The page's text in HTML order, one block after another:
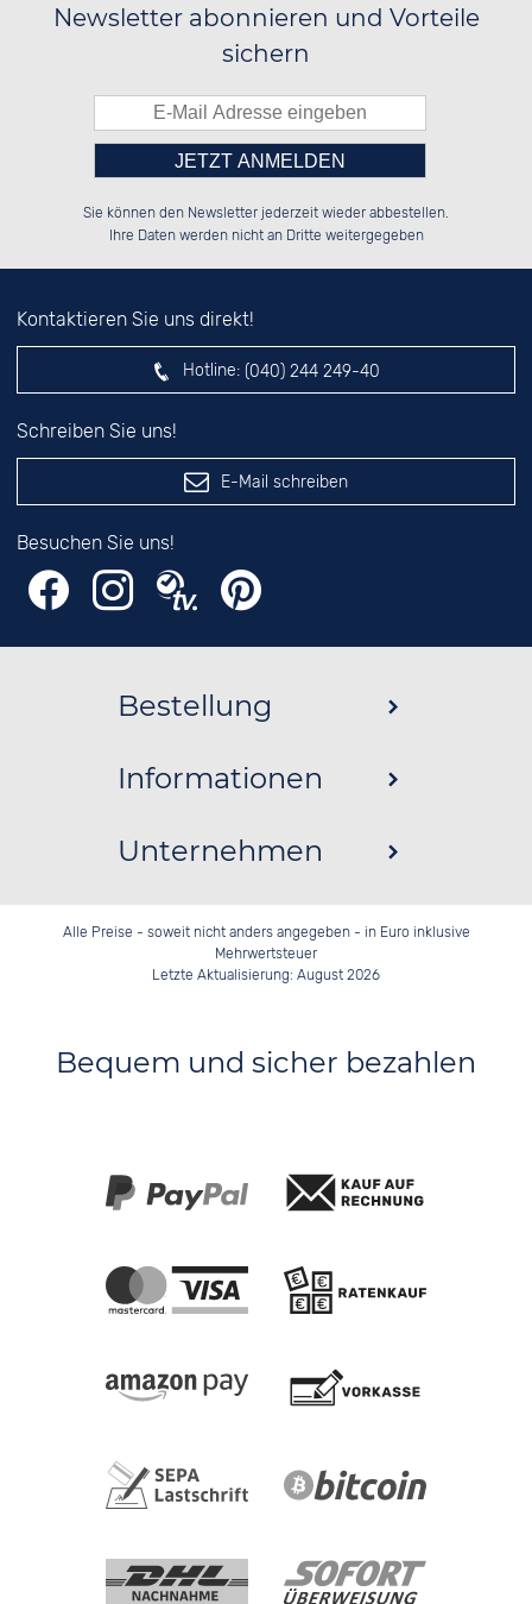
Newsletter abonnieren und Vorteile
sichern
██░░██░░██░░██░░██░░██░░░░░░██░░
██████░░██████░░██████░░░░████░░
░░░░██░░██░░██░░░░░░██░░██░░░░░░
Bitte tragen Sie die Zahl in
das nebenstehende Feld ein.
Sie können den Newsletter jederzeit wieder abbestellen.
Ihre Daten werden nicht an Dritte weitergegeben
Kontaktieren Sie uns direkt!
Hotline: (040) 244 249-40
Schreiben Sie uns!
E-Mail schreiben
Besuchen Sie uns!
Bestellung
Informationen
Unternehmen
Alle Preise - soweit nicht anders angegeben - in Euro inklusive
Mehrwertsteuer
Letzte Aktualisierung: August 2026
Bequem und sicher bezahlen